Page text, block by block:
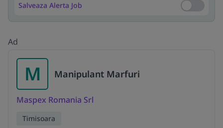
Salveaza Alerta Job Salveaza
Ad
M Manipulant Marfuri
Maspex Romania Srl
Timisoara